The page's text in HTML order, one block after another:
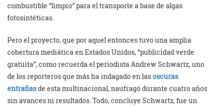
combustible “limpio” para el transporte a base de algas
fotosintéticas.
Pero el proyecto, que por aquel entonces tuvo una amplia
cobertura mediática en Estados Unidos, “publicidad verde
gratuita”, como recuerda el periodista Andrew Schwartz, uno
de los reporteros que más ha indagado en lasoscuras
entrañasde esta multinacional, naufragó durante cuatro años
sin avances ni resultados. Todo, concluye Schwartz, fue un